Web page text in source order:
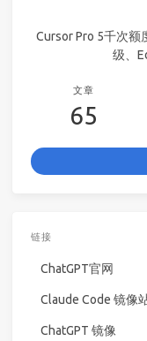
Cursor Pro 5千次额
级、
文章
65
链接
ChatGPT官网
Claude Code 镜像
ChatGPT 镜像